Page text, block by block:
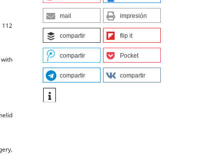
112
mail impresión
compartir flip it
compartir Pocket
compartir compartir